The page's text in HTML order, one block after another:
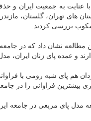
های تهران، گلستان،
بررسی کردند.
و عمده پای زنان
بیشترین فراوانی را در
مدل پای مربعی در جامعه